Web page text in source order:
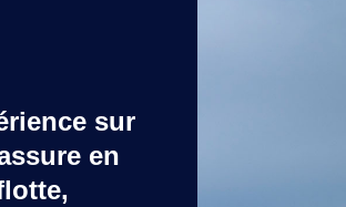
sur
en